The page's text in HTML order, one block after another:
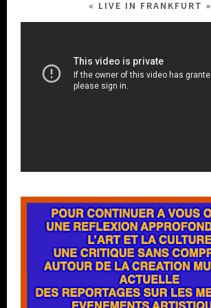
« LIVE IN FRANKFURT »